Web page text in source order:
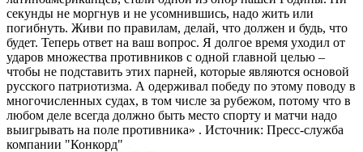
секунды не моргнув и не усомнившись, надо жить или
погибнуть. Живи по правилам, делай, что должен и будь, что
будет. Теперь ответ на ваш вопрос. Я долгое время уходил от
ударов множества противников с одной главной целью –
чтобы не подставить этих парней, которые являются основой
русского патриотизма. А одерживал победу по этому поводу в
многочисленных судах, в том числе за рубежом, потому что в
любом деле всегда должно быть место спорту и матчи надо
выигрывать на поле противника» . Источник: Пресс-​служба
компании "Конкорд"